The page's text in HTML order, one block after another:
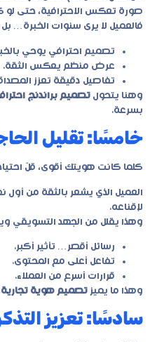
صورة تعكس الاحترافية، حتى لو
فالعميل لا يرى سنوات الخبرة…
تصميم احترافي يوحي
عرض منظم يعكس الثقة.
تفاصيل دقيقة تعزز
وهنا يتحول تصميم براندنج
بسرعة.
خامسًا: تقليل
كلما كانت هويتك أقوى، قلّ
العميل الذي يشعر بالثقة من أول
لإقناعه.
وهذا يقلل من الجهد التسويقي
رسائل أقصر… تأثير أكبر.
تفاعل أعلى مع المحتوى.
قرارات أسرع من العملاء.
وهذا ما يميز تصميم هوية تجارية
سادسًا: تعزيز